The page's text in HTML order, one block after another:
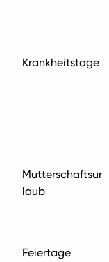
Krankheitstage
Mutterschaftsur
laub
Feiertage